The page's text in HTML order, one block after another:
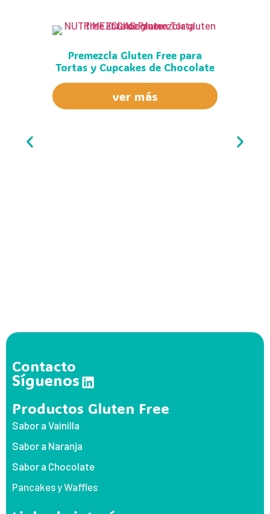
Premezcla Gluten Free para
Tortas y Cupcakes de Chocolate
ver más
Contacto
Síguenos
Productos Gluten Free
Sabor a Vainilla
Sabor a Naranja
Sabor a Chocolate
Pancakes y Waffles